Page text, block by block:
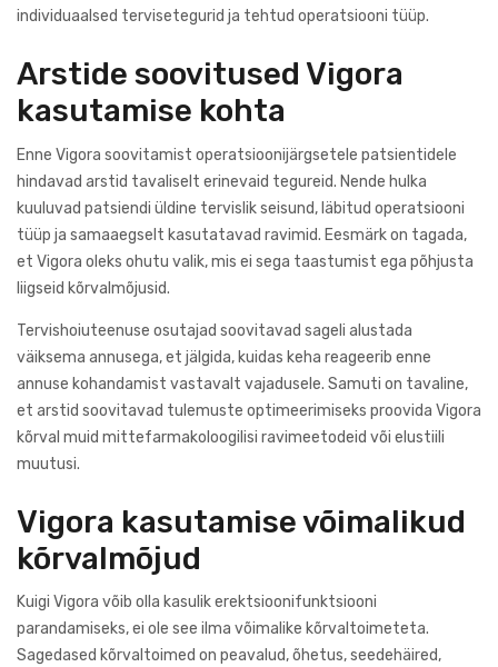
individuaalsed tervisetegurid ja tehtud operatsiooni tüüp.
Arstide soovitused Vigora
kasutamise kohta
Enne Vigora soovitamist operatsioonijärgsetele patsientidele
hindavad arstid tavaliselt erinevaid tegureid. Nende hulka
kuuluvad patsiendi üldine tervislik seisund, läbitud operatsiooni
tüüp ja samaaegselt kasutatavad ravimid. Eesmärk on tagada,
et Vigora oleks ohutu valik, mis ei sega taastumist ega põhjusta
liigseid kõrvalmõjusid.
Tervishoiuteenuse osutajad soovitavad sageli alustada
väiksema annusega, et jälgida, kuidas keha reageerib enne
annuse kohandamist vastavalt vajadusele. Samuti on tavaline,
et arstid soovitavad tulemuste optimeerimiseks proovida Vigora
kõrval muid mittefarmakoloogilisi ravimeetodeid või elustiili
muutusi.
Vigora kasutamise võimalikud
kõrvalmõjud
Kuigi Vigora võib olla kasulik erektsioonifunktsiooni
parandamiseks, ei ole see ilma võimalike kõrvaltoimeteta.
Sagedased kõrvaltoimed on peavalud, õhetus, seedehäired,